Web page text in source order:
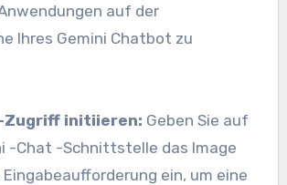
auf der
Ihres Gemini Chatbot zu
-Zugriff initiieren: Geben Sie auf
-Chat -Schnittstelle das Image
Eingabeaufforderung ein, um eine